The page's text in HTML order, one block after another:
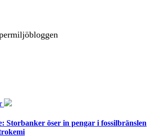
Storbanker öser in pengar i fossilbränslen